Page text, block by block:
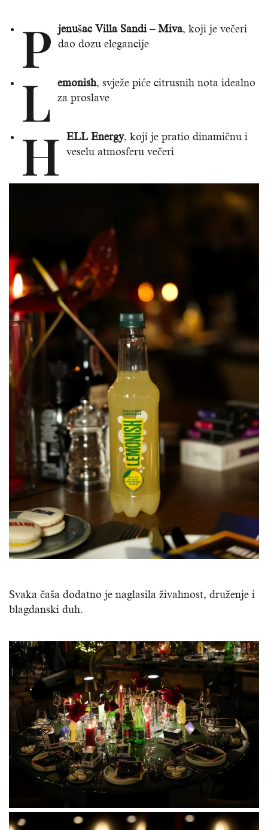
P jenušac Villa Sandi – Miva, koji je večeri
dao dozu elegancije
L emonish, svježe piće citrusnih nota idealno
za proslave
H ELL Energy, koji je pratio dinamičnu i
veselu atmosferu večeri
Svaka čaša dodatno je naglasila živahnost, druženje i
blagdanski duh.